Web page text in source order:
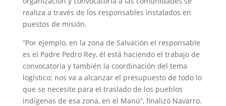
realiza a través de los responsables instalados en
puestos de misión.
“Por ejemplo, en la zona de Salvación el responsable
es el Padre Pedro Rey, él está haciendo el trabajo de
convocatoria y también la coordinación del tema
logístico; nos va a alcanzar el presupuesto de todo lo
que se necesite para el traslado de los pueblos
indígenas de esa zona, en el Manú”, finalizó Navarro.